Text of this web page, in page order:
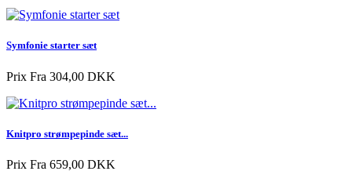
Symfonie starter sæt
Prix Fra 304,00 DKK
Knitpro strømpepinde sæt...
Prix Fra 659,00 DKK